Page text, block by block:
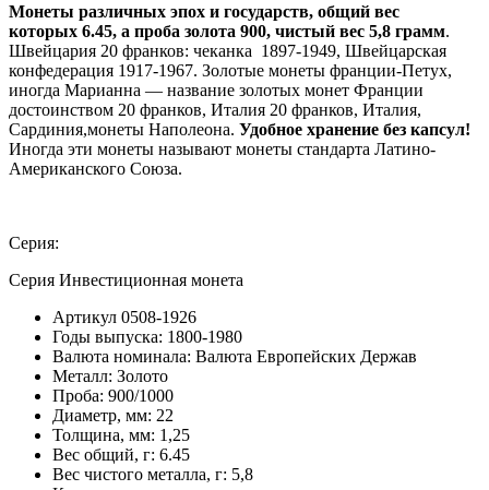
Монеты различных эпох и государств, общий вес
которых 6.45, а проба золота 900, чистый вес 5,8 грамм.
Швейцария 20 франков: чеканка 1897-1949, Швейцарская
конфедерация 1917-1967. Золотые монеты франции-Петух,
иногда Марианна — название золотых монет Франции
достоинством 20 франков, Италия 20 франков, Италия,
Сардиния,монеты Наполеона. Удобное хранение без капсул!
Иногда эти монеты называют монеты стандарта Латино-
Американского Союза.
Серия:
Серия Инвестиционная монета
Артикул 0508-1926
Годы выпуска: 1800-1980
Валюта номинала: Валюта Европейских Держав
Металл: Золото
Проба: 900/1000
Диаметр, мм: 22
Толщина, мм: 1,25
Вес общий, г: 6.45
Вес чистого металла, г: 5,8